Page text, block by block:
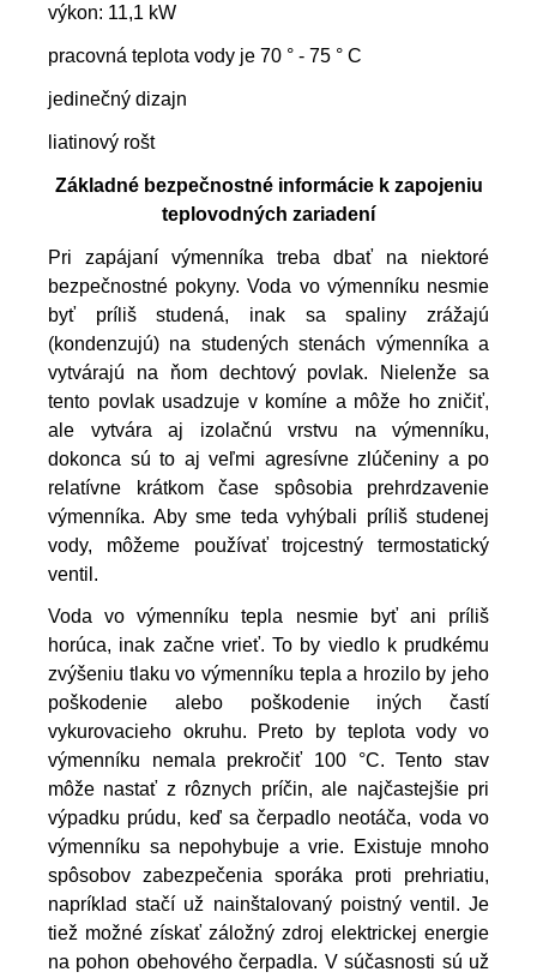
výkon: 11,1 kW
pracovná teplota vody je 70 ° - 75 ° C
jedinečný dizajn
liatinový rošt
Základné bezpečnostné informácie k zapojeniu
teplovodných zariadení
Pri zapájaní výmenníka treba dbať na niektoré
bezpečnostné pokyny. Voda vo výmenníku nesmie
byť príliš studená, inak sa spaliny zrážajú
(kondenzujú) na studených stenách výmenníka a
vytvárajú na ňom dechtový povlak. Nielenže sa
tento povlak usadzuje v komíne a môže ho zničiť,
ale vytvára aj izolačnú vrstvu na výmenníku,
dokonca sú to aj veľmi agresívne zlúčeniny a po
relatívne krátkom čase spôsobia prehrdzavenie
výmenníka. Aby sme teda vyhýbali príliš studenej
vody, môžeme používať trojcestný termostatický
ventil.
Voda vo výmenníku tepla nesmie byť ani príliš
horúca, inak začne vrieť. To by viedlo k prudkému
zvýšeniu tlaku vo výmenníku tepla a hrozilo by jeho
poškodenie alebo poškodenie iných častí
vykurovacieho okruhu. Preto by teplota vody vo
výmenníku nemala prekročiť 100 °C. Tento stav
môže nastať z rôznych príčin, ale najčastejšie pri
výpadku prúdu, keď sa čerpadlo neotáča, voda vo
výmenníku sa nepohybuje a vrie. Existuje mnoho
spôsobov zabezpečenia sporáka proti prehriatiu,
napríklad stačí už nainštalovaný poistný ventil. Je
tiež možné získať záložný zdroj elektrickej energie
na pohon obehového čerpadla. V súčasnosti sú už